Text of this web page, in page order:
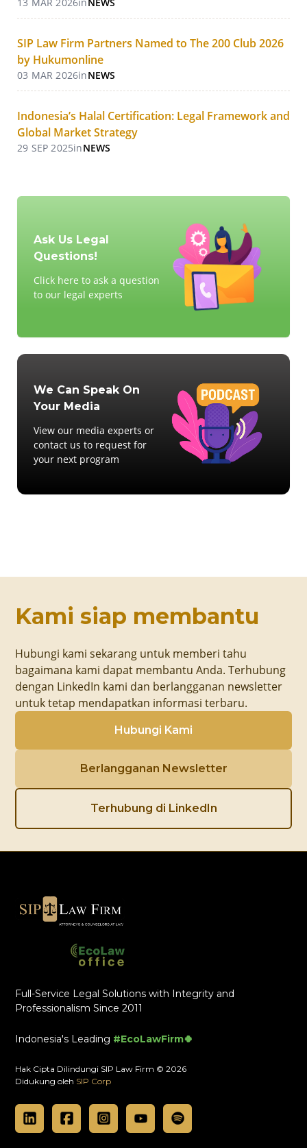
SIP Law Firm Partners Named to The 200 Club 2026
by Hukumonline
03 MAR 2026inNEWS
Indonesia’s Halal Certification: Legal Framework and
Global Market Strategy
29 SEP 2025inNEWS
Ask Us Legal
Questions!
Click here to ask a question
to our legal experts
We Can Speak On
Your Media
View our media experts or
contact us to request for
your next program
Kami siap membantu
Hubungi kami sekarang untuk memberi tahu
bagaimana kami dapat membantu Anda. Terhubung
dengan LinkedIn kami dan berlangganan newsletter
untuk tetap mendapatkan informasi terbaru.
Hubungi Kami
Berlangganan Newsletter
Terhubung di LinkedIn
Full-Service Legal Solutions with Integrity and
Professionalism Since 2011
Indonesia's Leading #EcoLawFirm🍀
Hak Cipta Dilindungi SIP Law Firm © 2026
Didukung oleh SIP Corp